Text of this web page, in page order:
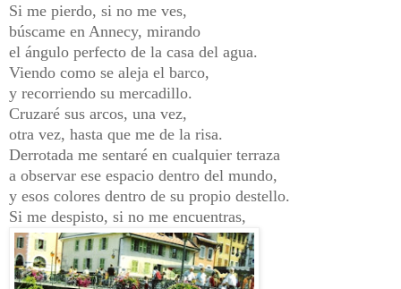
Si me pierdo, si no me ves,
búscame en Annecy, mirando
el ángulo perfecto de la casa del agua.
Viendo como se aleja el barco,
y recorriendo su mercadillo.
Cruzaré sus arcos, una vez,
otra vez, hasta que me de la risa.
Derrotada me sentaré en cualquier terraza
a observar ese espacio dentro del mundo,
y esos colores dentro de su propio destello.
Si me despisto, si no me encuentras,